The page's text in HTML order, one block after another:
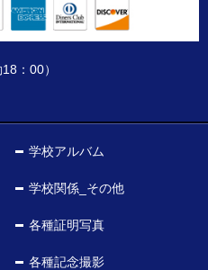
：00）
学校アルバム
学校関係_その他
各種証明写真
各種記念撮影